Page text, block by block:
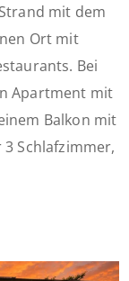
mit dem
Ort mit
Bei
Apartment mit
Balkon mit
Schlafzimmer,